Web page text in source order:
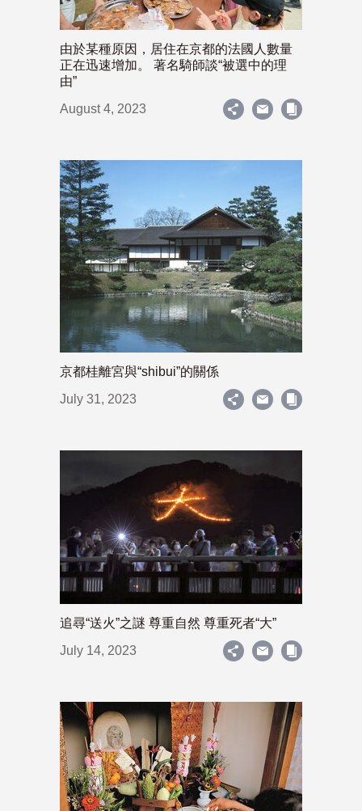
由於某種原因，居住在京都的法國人數量
正在迅速增加。 著名騎師談“被選中的理
由”
August 4, 2023
京都桂離宮與“shibui”的關係
July 31, 2023
追尋“送火”之謎 尊重自然 尊重死者“大”
July 14, 2023